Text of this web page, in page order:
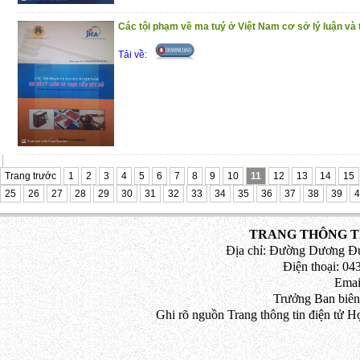
đồng trong hoạt động kinh doanh
Phần 4 : Pháp luật về giải quyết tranh
Trân trọng giới thiệu đến bạn đọc!
(29/10/2020)
Các tội phạm về ma tuý ở Việt Nam cơ sở lý luận
Tải về:
Trang trước 1 2 3 4 5 6 7 8 9 10 11 12 13 14
15
25
26 27 28 29 30 31 32 33 34 35 36 37 38 39
TRANG THÔNG
Địa chỉ: Đường Dương
Điện thoại:
Trưởng Ban
Ghi rõ nguồn Trang thông tin điện tử